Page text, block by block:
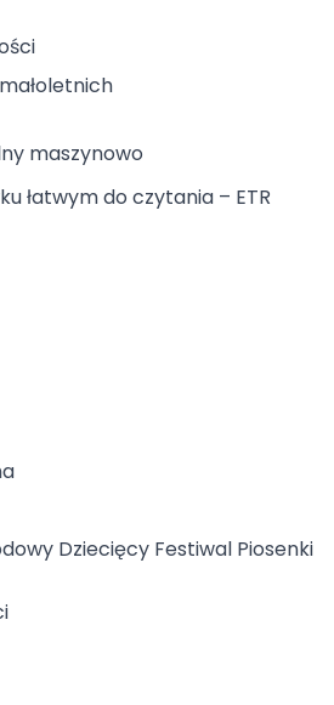
maszynowo
łatwym do czytania – ETR
Dziecięcy Festiwal Piosenki